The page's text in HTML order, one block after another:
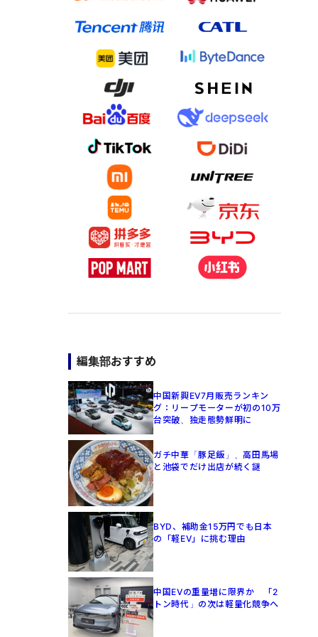
編集部おすすめ
中国新興EV7月販売ランキン
グ：リープモーターが初の10万
台突破、独走態勢鮮明に
ガチ中華「豚足飯」、高田馬場
と池袋でだけ出店が続く謎
BYD、補助金15万円でも日本
の「軽EV」に挑む理由
中国EVの重量増に限界か 「2
トン時代」の次は軽量化競争へ